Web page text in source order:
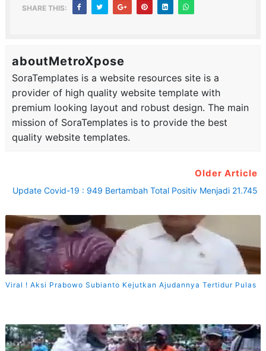
SHARE THIS:
aboutMetroXpose
SoraTemplates is a website resources site is a
provider of high quality website template with
premium looking layout and robust design. The main
mission of SoraTemplates is to provide the best
quality website templates.
Older Article
Update Covid-19 : 949 Bertambah Total Positiv Menjadi 21.745
Viral ! Aksi Prabowo Subianto Kejutkan Ajudannya Tertidur Pulas